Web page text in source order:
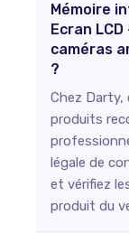
Mémoire
Ecran
caméras
?
Chez
produits
légale de
et vérifiez
produit du